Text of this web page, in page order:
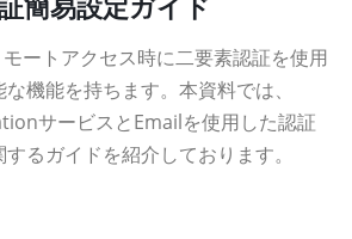
ートアクセス時に二要素認証を使用
機能を持ちます。本資料では、
サービスとEmailを使用した認証
るガイドを紹介しております。